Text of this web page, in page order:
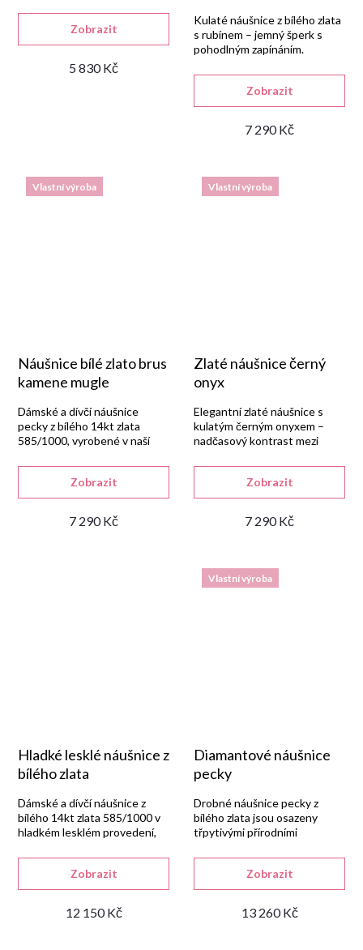
5 830 Kč
Zobrazit
7 290 Kč
Zobrazit
Kulaté náušnice z bílého zlata
s rubínem – jemný šperk s
pohodlným zapínáním.
Vlastní výroba
Náušnice bílé zlato brus
kamene mugle
7 290 Kč
Zobrazit
Dámské a dívčí náušnice
pecky z bílého 14kt zlata
585/1000, vyrobené v naší
kulatým modrým syntetickým
safírem s brusem mugle.
Vlastní výroba
Zlaté náušnice černý
onyx
7 290 Kč
Zobrazit
Elegantní zlaté náušnice s
kulatým černým onyxem –
nadčasový kontrast mezi
Hladké lesklé náušnice z
bílého zlata
12 150 Kč
Zobrazit
Dámské a dívčí náušnice z
bílého 14kt zlata 585/1000 v
hladkém lesklém provedení,
zirkony se šroubkovým
Vlastní výroba
Diamantové náušnice
pecky
13 260 Kč
Zobrazit
Drobné náušnice pecky z
bílého zlata jsou osazeny
třpytivými přírodními